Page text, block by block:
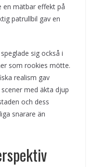
en mätbar effekt på
patrullbil gav en
sig också i
som rookies mötte.
realism gav
med äkta djup
och dess
snarare än